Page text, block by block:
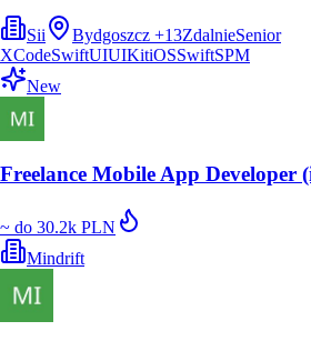
Sii Bydgoszcz +13ZdalnieSenior
XCodeSwiftUIUIKitiOSSwiftSPM
New
Freelance Mobile App Developer
~ do 30.2k PLN
Mindrift